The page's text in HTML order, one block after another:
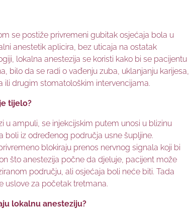
se postiže privremeni gubitak osjećaja bola u
anestetik aplicira, bez uticaja na ostatak
lokalna anestezija se koristi kako bi se pacijentu
bilo da se radi o vađenju zuba, uklanjanju karijesa,
ili drugim stomatološkim intervencijama.
tijelo?
u ampuli, se injekcijskim putem unosi u blizinu
boli iz određenog područja usne šupljine.
blokiraju prenos nervnog signala koji bi
što anestezija počne da djeluje, pacijent može
području, ali osjećaja boli neće biti. Tada
uslove za početak tretmana.
lokalnu anesteziju?